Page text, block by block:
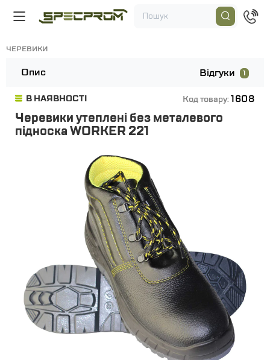
ЧЕРЕВИКИ
Опис Відгуки 1
В НАЯВНОСТІ Код товару:1608
Черевики утеплені без металевого
підноска WORKER 221